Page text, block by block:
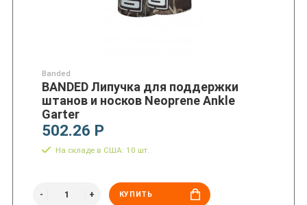
Banded
BANDED Липучка для поддержки
штанов и носков Neoprene Ankle
Garter
502.26 Р
На складе в США: 10 шт.
КУПИТЬ